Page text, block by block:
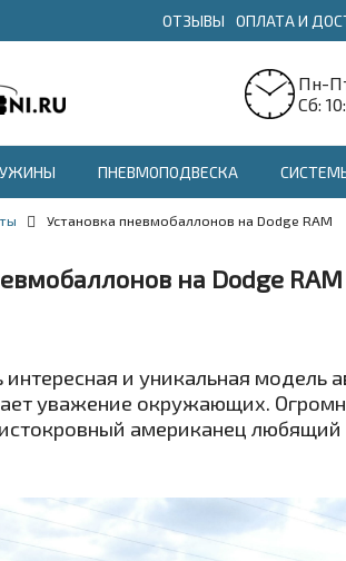
ОТЗЫВЫ ОПЛАТА И
Пн-
Сб:
ПНЕВМОПОДВЕСКА
Установка пневмобаллонов на Dodge RAM
на Dodge RAM
и уникальная модель
уважение окружающих.
американец любящий